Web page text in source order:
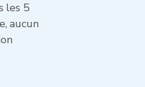
les 5
aucun